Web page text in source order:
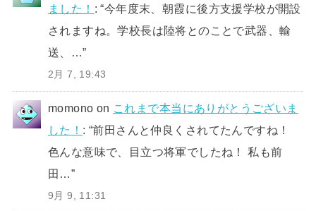
ました！ : “今年度末、朝霞に後方支援学校が開設
されますね。学校長は陸将とのことで武器、輸
送、…”
2月 7, 19:43
momono on これまで本当にありがとうございま
した！ : “前田さんと仲良くされてたんですね！
色んな意味で、目立つ将軍でしたね！ 私も前
田…”
9月 9, 11:31